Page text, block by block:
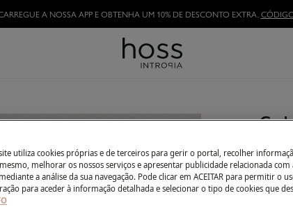
TORNE-SE HOSSLOVER E APROVEITE AS VANTAGENS
99,00 €
Côr:
utiliza cookies próprias e de terceiros para gerir o portal, recolher
melhorar os nossos serviços e apresentar publicidade relacionada com
a análise da sua navegação. Pode clicar em ACEITAR para permitir o
para aceder à informação detalhada e selecionar o tipo de cookies que